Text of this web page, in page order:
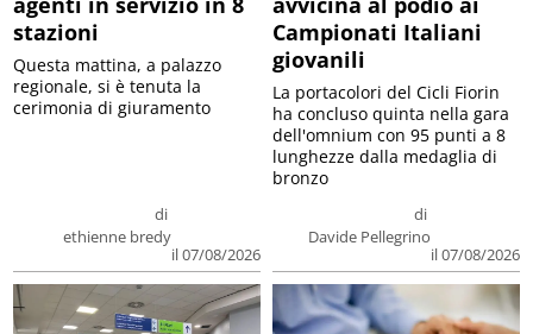
stazioni
di
ethienne bredy
il 07/08/2026
Questa mattina, a palazzo
regionale, si è tenuta la
cerimonia di giuramento
Campionati Italiani
giovanili
di
Davide Pellegrino
il 07/08/2026
La portacolori del Cicli Fiorin
ha concluso quinta nella gara
dell'omnium con 95 punti a 8
lunghezze dalla medaglia di
bronzo